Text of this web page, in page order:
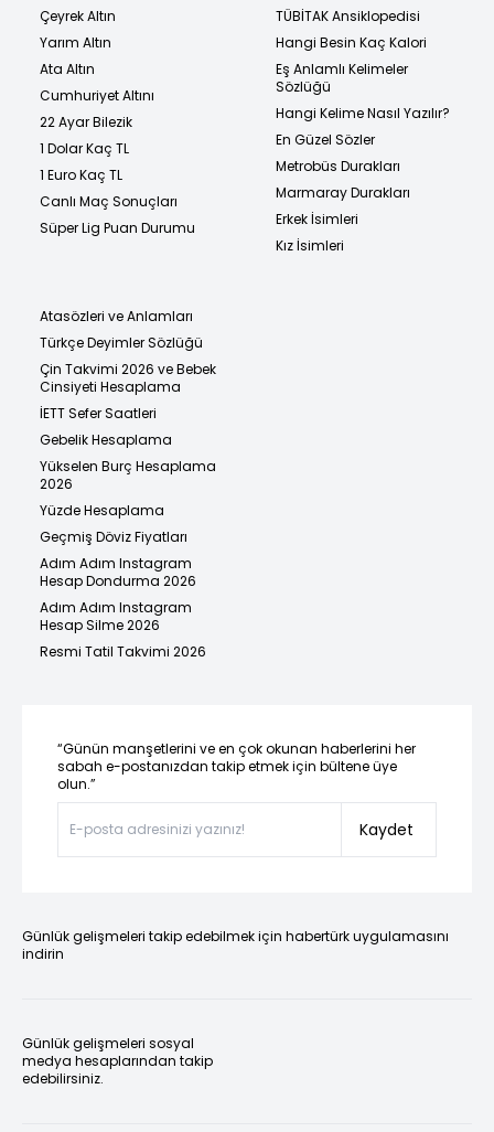
Çeyrek Altın
Yarım Altın
Ata Altın
Cumhuriyet Altını
22 Ayar Bilezik
1 Dolar Kaç TL
1 Euro Kaç TL
Canlı Maç Sonuçları
Süper Lig Puan Durumu
TÜBİTAK Ansiklopedisi
Hangi Besin Kaç Kalori
Eş Anlamlı Kelimeler
Sözlüğü
Hangi Kelime Nasıl Yazılır?
En Güzel Sözler
Metrobüs Durakları
Marmaray Durakları
Erkek İsimleri
Kız İsimleri
Atasözleri ve Anlamları
Türkçe Deyimler Sözlüğü
Çin Takvimi 2026 ve Bebek
Cinsiyeti Hesaplama
İETT Sefer Saatleri
Gebelik Hesaplama
Yükselen Burç Hesaplama
2026
Yüzde Hesaplama
Geçmiş Döviz Fiyatları
Adım Adım Instagram
Hesap Dondurma 2026
Adım Adım Instagram
Hesap Silme 2026
Resmi Tatil Takvimi 2026
“Günün manşetlerini ve en çok okunan haberlerini her
sabah e-postanızdan takip etmek için bültene üye
olun.”
Kaydet
Günlük gelişmeleri takip edebilmek için habertürk uygulamasını
indirin
Günlük gelişmeleri sosyal
medya hesaplarından takip
edebilirsiniz.